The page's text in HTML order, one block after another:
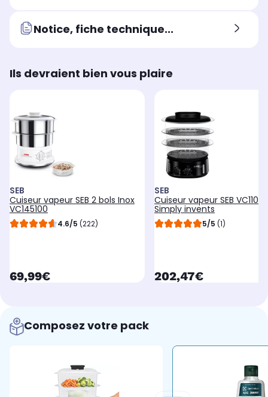
Notice, fiche technique...
Ils devraient bien vous plaire
SEB
Cuiseur vapeur SEB 2 bols Inox
VC145100
4.6/5 (222)
currentPrice
69,99€
SEB
Cuiseur vapeur SEB
Simply invents
5/5 (1)
currentPrice
202,47€
Composez votre pack